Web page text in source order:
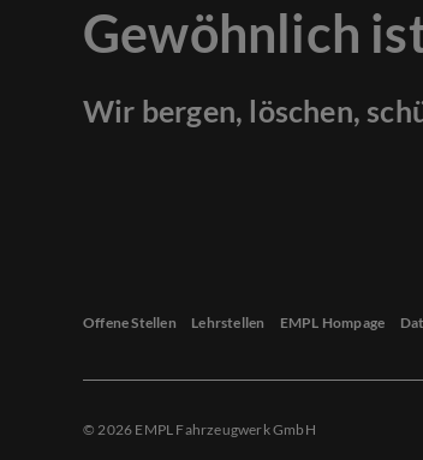
Gewöhnlich
Wir bergen, löschen,
Offene Stellen Lehrstellen EMPL Hompage
© 2026 EMPL Fahrzeugwerk GmbH